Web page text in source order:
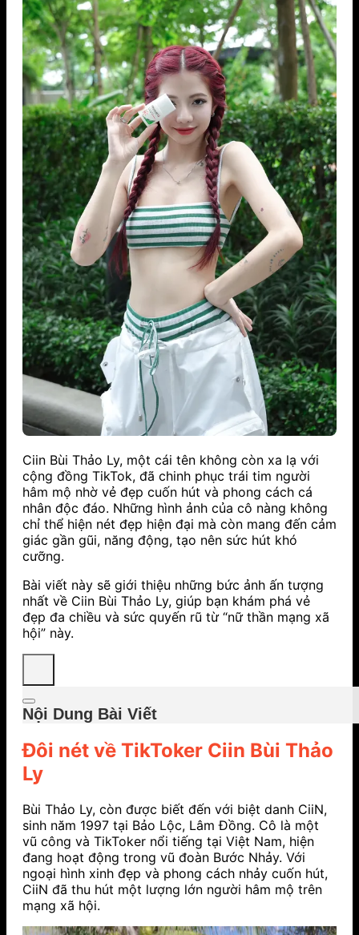
Ciin Bùi Thảo Ly, một cái tên không còn xa lạ với
cộng đồng TikTok, đã chinh phục trái tim người
hâm mộ nhờ vẻ đẹp cuốn hút và phong cách cá
nhân độc đáo. Những hình ảnh của cô nàng không
chỉ thể hiện nét đẹp hiện đại mà còn mang đến cảm
giác gần gũi, năng động, tạo nên sức hút khó
cưỡng.
Bài viết này sẽ giới thiệu những bức ảnh ấn tượng
nhất về Ciin Bùi Thảo Ly, giúp bạn khám phá vẻ
đẹp đa chiều và sức quyến rũ từ “nữ thần mạng xã
hội” này.
Nội Dung Bài Viết
Đôi nét về TikToker Ciin Bùi Thảo
Ly
Bùi Thảo Ly, còn được biết đến với biệt danh CiiN,
sinh năm 1997 tại Bảo Lộc, Lâm Đồng. Cô là một
vũ công và TikToker nổi tiếng tại Việt Nam, hiện
đang hoạt động trong vũ đoàn Bước Nhảy. Với
ngoại hình xinh đẹp và phong cách nhảy cuốn hút,
CiiN đã thu hút một lượng lớn người hâm mộ trên
mạng xã hội.